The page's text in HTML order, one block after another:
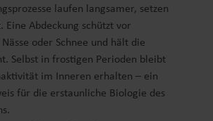
laufen langsamer, setzen
Eine Abdeckung schützt vor
oder Schnee und hält die
Selbst in frostigen Perioden bleibt
im Inneren erhalten – ein
für die erstaunliche Biologie des